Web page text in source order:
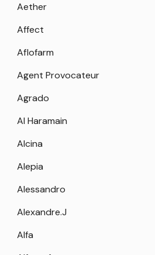
Aether
Affect
Aflofarm
Agent Provocateur
Agrado
Al Haramain
Alcina
Alepia
Alessandro
Alexandre.J
Alfa